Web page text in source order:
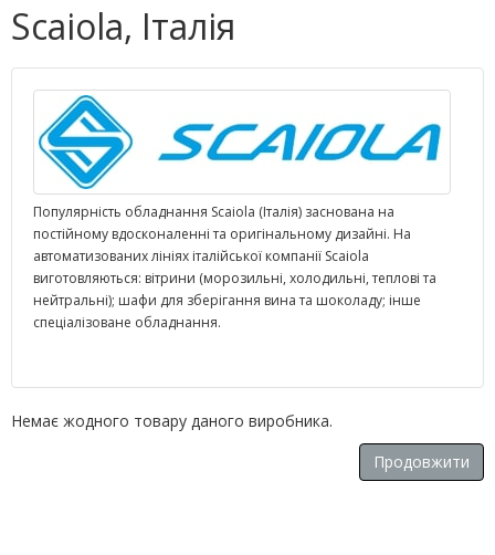
Scaiola, Італія
Популярність обладнання Scaiola (Італія) заснована на
постійному вдосконаленні та оригінальному дизайні. На
автоматизованих лініях італійської компанії Scaiola
виготовляються: вітрини (морозильні, холодильні, теплові та
нейтральні); шафи для зберігання вина та шоколаду; інше
спеціалізоване обладнання.
Немає жодного товару даного виробника.
Продовжити